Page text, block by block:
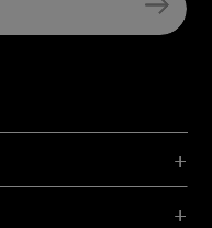
Youtube
TikTok